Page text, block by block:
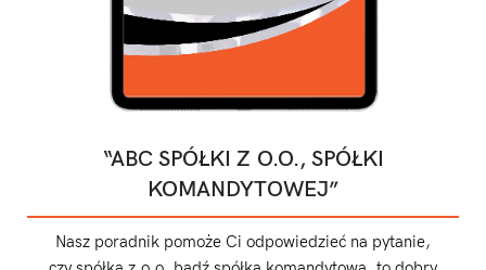
“ABC SPÓŁKI Z O.O., SPÓŁKI
KOMANDYTOWEJ”
Nasz poradnik pomoże Ci odpowiedzieć na pytanie,